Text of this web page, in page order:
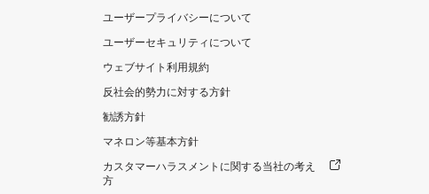
ユーザープライバシーについて
ユーザーセキュリティについて
ウェブサイト利用規約
反社会的勢力に対する方針
勧誘方針
マネロン等基本方針
カスタマーハラスメントに関する当社の考え
方